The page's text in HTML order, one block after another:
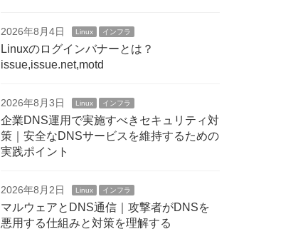
2026年8月4日 Linux インフラ
Linuxのログインバナーとは？
issue,issue.net,motd
2026年8月3日 Linux インフラ
企業DNS運用で実施すべきセキュリティ対
策｜安全なDNSサービスを維持するための
実践ポイント
2026年8月2日 Linux インフラ
マルウェアとDNS通信｜攻撃者がDNSを
悪用する仕組みと対策を理解する